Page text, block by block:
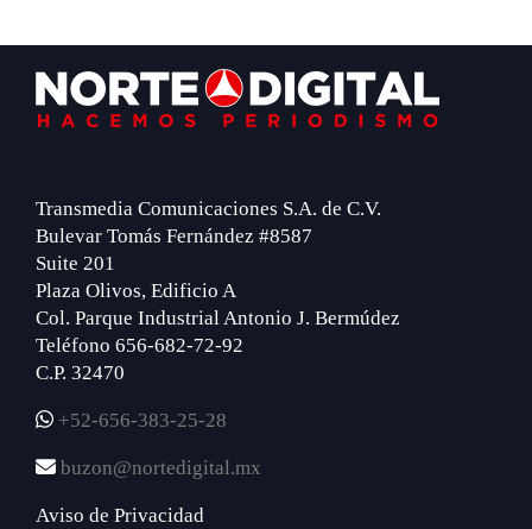
Footer
Transmedia Comunicaciones S.A. de C.V.
Bulevar Tomás Fernández #8587
Suite 201
Plaza Olivos, Edificio A
Col. Parque Industrial Antonio J. Bermúdez
Teléfono 656-682-72-92
C.P. 32470
+52-656-383-25-28
buzon@nortedigital.mx
Aviso de Privacidad